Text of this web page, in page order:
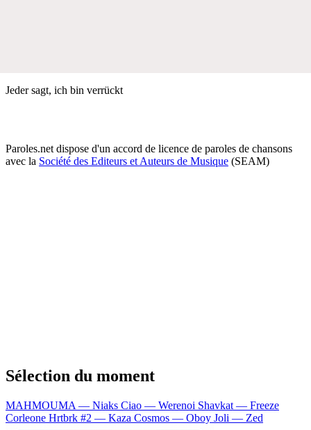
Jeder sagt, ich bin verrückt
Paroles.net dispose d'un accord de licence de paroles de chansons
avec la Société des Editeurs et Auteurs de Musique (SEAM)
Sélection du moment
MAHMOUMA — Niaks Ciao — Werenoi Shavkat — Freeze
Corleone Hrtbrk #2 — Kaza Cosmos — Oboy Joli — Zed